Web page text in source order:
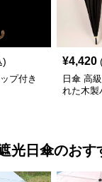
)
プ付き
¥4,420
日傘 高
れた木製
光日傘のおす